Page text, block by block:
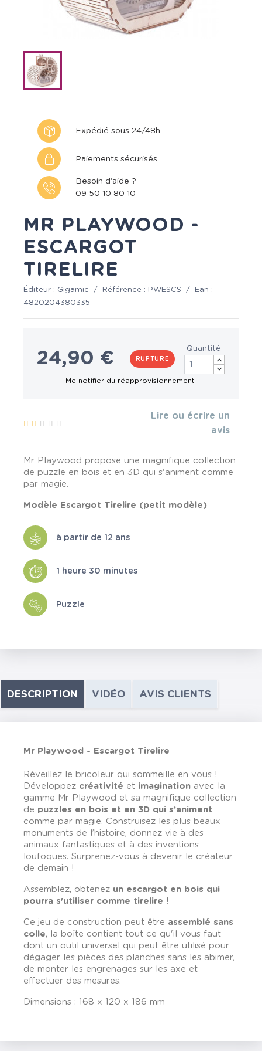
Expédié sous 24/48h
Paiements sécurisés
Besoin d'aide ?
09 50 10 80 10
MR PLAYWOOD -
ESCARGOT
TIRELIRE
Éditeur : Gigamic / Référence : PWESCS /
Ean :
4820204380335
24,90 € RUPTURE
Quantité
Lire ou écrire un
avis
Mr Playwood propose une magnifique collection
de puzzle en bois et en 3D qui s'animent comme
par magie.
Modèle Escargot Tirelire (petit modèle)
à partir de 12 ans
1 heure 30 minutes
Puzzle
DESCRIPTION VIDÉO AVIS CLIENTS
Mr Playwood - Escargot Tirelire
Réveillez le bricoleur qui sommeille en vous !
Développez créativité et imagination avec la
gamme Mr Playwood et sa magnifique collection
de puzzles en bois et en 3D qui s’animent
comme par magie. Construisez les plus beaux
monuments de l’histoire, donnez vie à des
animaux fantastiques et à des inventions
loufoques. Surprenez-vous à devenir le créateur
de demain !
Assemblez, obtenez un escargot en bois qui
pourra s'utiliser comme tirelire !
Ce jeu de construction peut être assemblé sans
colle, la boîte contient tout ce qu'il vous faut
dont un outil universel qui peut être utilisé pour
dégager les pièces des planches sans les abimer,
de monter les engrenages sur les axe et
effectuer des mesures.
Dimensions : 168 x 120 x 186 mm